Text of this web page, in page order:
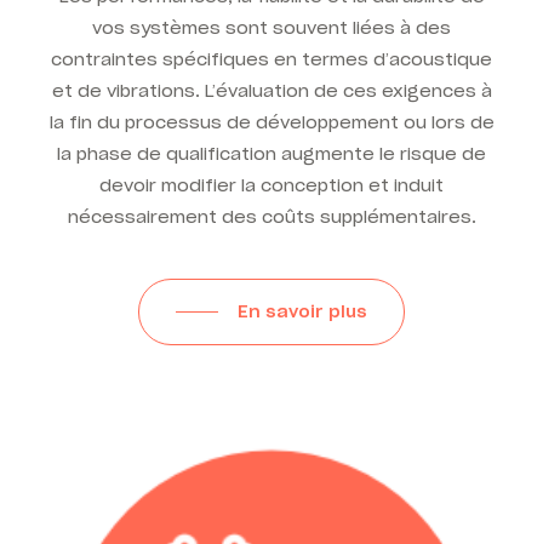
vos systèmes sont souvent liées à des
contraintes spécifiques en termes d’acoustique
et de vibrations. L’évaluation de ces exigences à
la fin du processus de développement ou lors de
la phase de qualification augmente le risque de
devoir modifier la conception et induit
nécessairement des coûts supplémentaires.
En savoir plus